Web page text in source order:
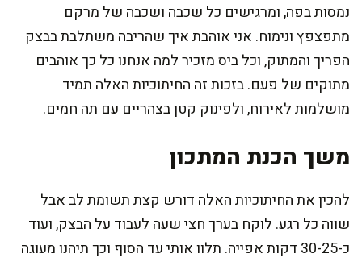
נמסות בפה, ומרגישים כל שכבה ושכבה של מרקם
מתפצפץ ונימוח. אני אוהבת איך שהריבה משתלבת בבצק
הפריך והמתוק, וכל ביס מזכיר למה אנחנו כל כך אוהבים
מתוקים של פעם. בזכות זה החיתוכיות האלה תמיד
מושלמות לאירוח, ולפינוק קטן בצהריים עם תה חמים.
משך הכנת המתכון
להכין את החיתוכיות האלה דורש קצת תשומת לב אבל
שווה כל רגע. לוקח בערך חצי שעה לעבוד על הבצק, ועוד
כ-30-25 דקות אפייה. תלוו אותי עד הסוף וכך תיהנו מעוגה